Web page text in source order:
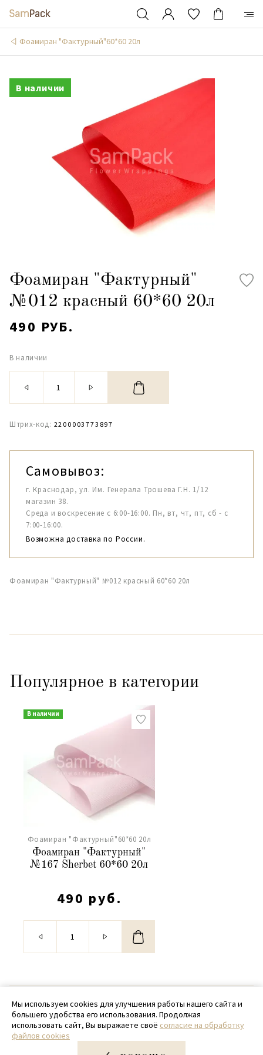
Фоамиран "Фактурный"60*60 20л
В наличии
Фоамиран "Фактурный"
№012 красный 60*60 20л
490 РУБ.
В наличии
Штрих-код: 2200003773897
Самовывоз:
г. Краснодар, ул. Им. Генерала Трошева Г.Н. 1/12
магазин 38.
Среда и воскресение с 6:00-16:00. Пн, вт, чт, пт, сб - с
7:00-16:00.
Возможна доставка по России.
Фоамиран "Фактурный" №012 красный 60*60 20л
Популярное в категории
В наличии
Фоамиран "Фактурный"60*60 20л
Фоамиран "Фактурный"
№167 Sherbet 60*60 20л
490 руб.
© 2020 - 2026 SamPack
+ 7 (918) 699-97-87
zakaz@sampack.store
Мы используем cookies для улучшения работы нашего сайта и
большего удобства его использования. Продолжая
использовать сайт, Вы выражаете своё согласие на обработку
файлов cookies